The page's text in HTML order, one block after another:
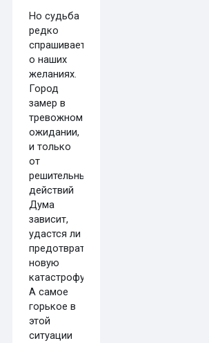
Но судьба
редко
спрашивает
о наших
желаниях.
Город
замер в
тревожном
ожидании,
и только
от
решительных
действий
Дума
зависит,
удастся ли
предотвратить
новую
катастрофу.
А самое
горькое в
этой
ситуации